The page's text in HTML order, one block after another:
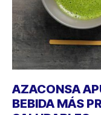
AZACONSA
BEBIDA MÁS